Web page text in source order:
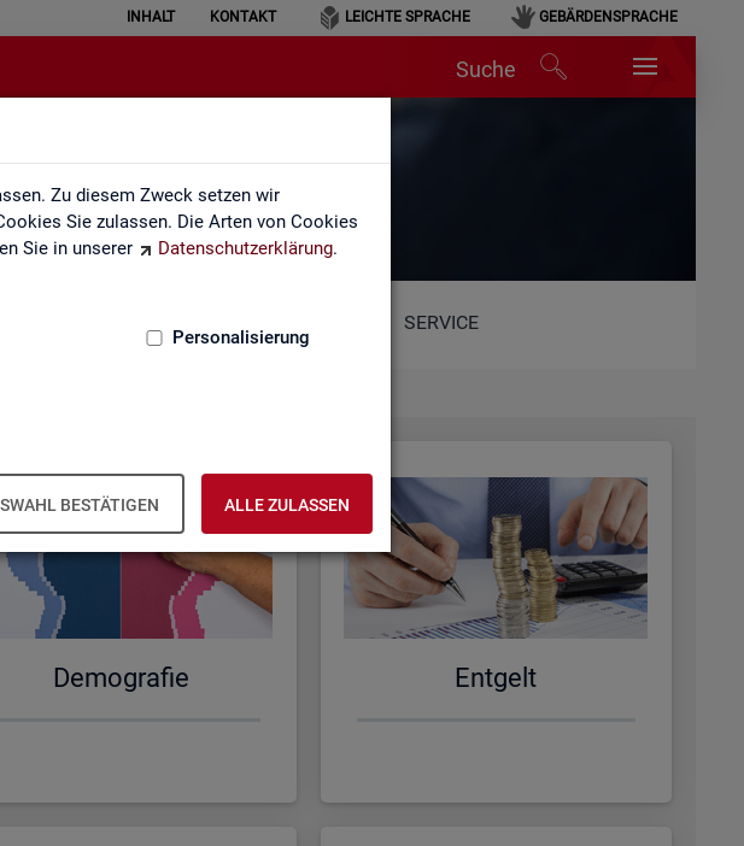
Zu diesem Zweck setzen wir
Sie zulassen. Die Arten von Cookies
Sie in unserer
Datenschutzerklärung.
Personalisierung
BESTÄTIGEN ALLE ZULASSEN
INHALT KONTAKT LEICHTE SPRACHE GEBÄRDENSPRACHE
Suche
SERVICE
De­mo­gra­fie Ent­gelt